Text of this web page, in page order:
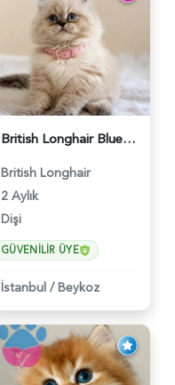
British Longhair Blue Point Afrodit Yuva Arıyor - 6118
British Longhair
2 Aylık
Dişi
GÜVENILIR ÜYE
İstanbul / Beykoz